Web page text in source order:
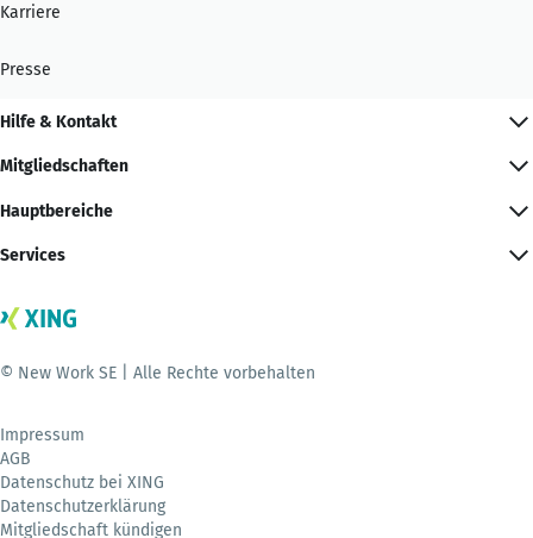
Karriere
Presse
Hilfe & Kontakt
Mitgliedschaften
Hauptbereiche
Services
© New Work SE | Alle Rechte vorbehalten
Impressum
AGB
Datenschutz bei XING
Datenschutzerklärung
Mitgliedschaft kündigen